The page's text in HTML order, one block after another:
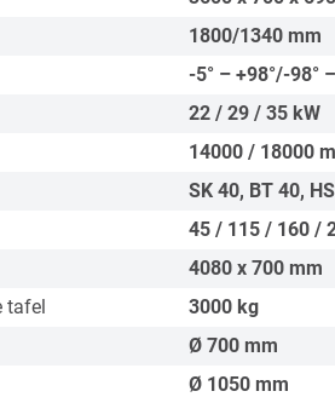
1800/1340 mm
-5° – +98°/-98°
22 / 29 / 35 kW
14000 / 18000
SK 40, BT 40,
45 / 115 / 160 /
4080 x 700 mm
tafel
3000 kg
Ø 700 mm
Ø 1050 mm